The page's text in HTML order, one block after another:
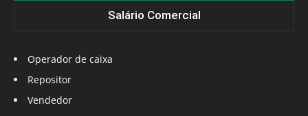
Salário Comercial
Operador de caixa
Repositor
Vendedor